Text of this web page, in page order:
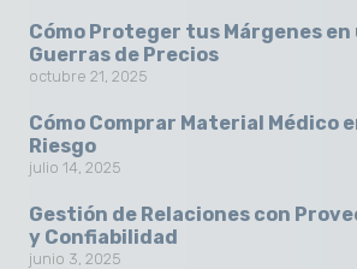
Cómo Proteger tus Márgenes en
Guerras de Precios
octubre 21, 2025
Cómo Comprar Material Médico
Riesgo
julio 14, 2025
Gestión de Relaciones con
y Confiabilidad
junio 3, 2025